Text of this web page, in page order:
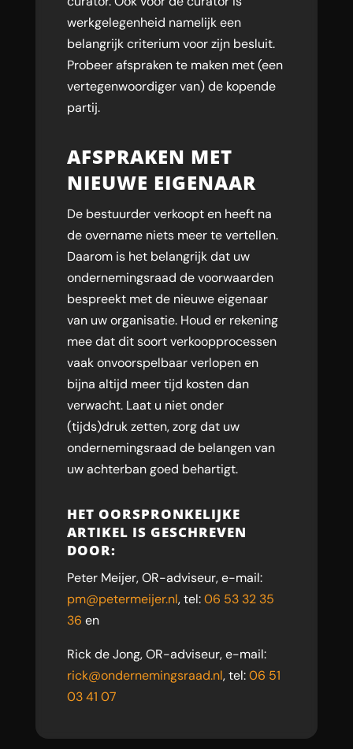
werkgelegenheid namelijk een
belangrijk criterium voor zijn besluit.
Probeer afspraken te maken met (een
vertegenwoordiger van) de kopende
partij.
AFSPRAKEN MET
NIEUWE EIGENAAR
De bestuurder verkoopt en heeft na
de overname niets meer te vertellen.
Daarom is het belangrijk dat uw
ondernemingsraad de voorwaarden
bespreekt met de nieuwe eigenaar
van uw organisatie. Houd er rekening
mee dat dit soort verkoopprocessen
vaak onvoorspelbaar verlopen en
bijna altijd meer tijd kosten dan
verwacht. Laat u niet onder
(tijds)druk zetten, zorg dat uw
ondernemingsraad de belangen van
uw achterban goed behartigt.
HET OORSPRONKELIJKE
ARTIKEL IS GESCHREVEN
DOOR:
Peter Meijer, OR-adviseur, e-mail:
pm@petermeijer.nl, tel:06 53 32 35
36 en
Rick de Jong, OR-adviseur, e-mail:
rick@ondernemingsraad.nl, tel:06 51
03 41 07